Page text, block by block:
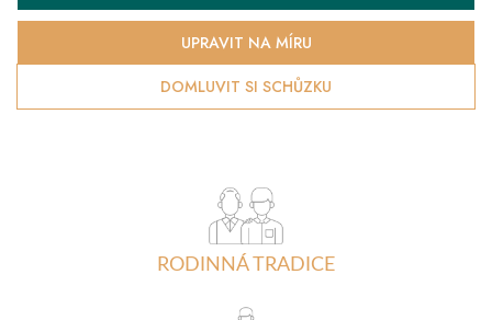
cena:
DOMLUVIT SI SCHŮZKU
UPRAVIT NA MÍRU
RODINNÁ TRADICE